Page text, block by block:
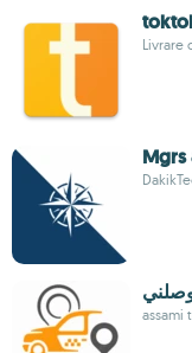
Livrare
Mgrs
assami